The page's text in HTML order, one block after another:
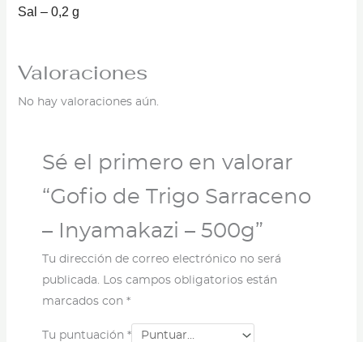
Sal – 0,2 g
Valoraciones
No hay valoraciones aún.
Sé el primero en valorar
“Gofio de Trigo Sarraceno
– Inyamakazi – 500g”
Tu dirección de correo electrónico no será
publicada. Los campos obligatorios están
marcados con *
Tu puntuación *